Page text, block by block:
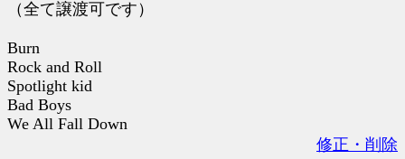
（全て譲渡可です）
Burn
Rock and Roll
Spotlight kid
Bad Boys
We All Fall Down
修正・削除